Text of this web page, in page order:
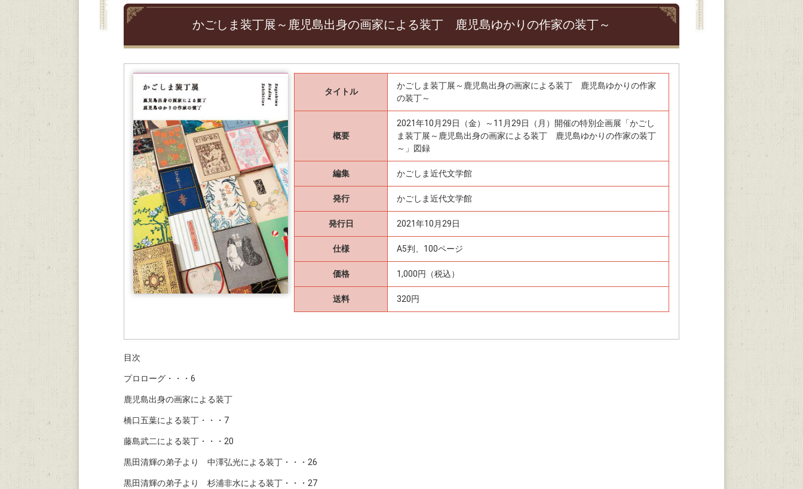
かごしま装丁展～鹿児島出身の画家による装丁 鹿児島ゆかりの作家の装丁～
タイトル
かごしま装丁展～鹿児島出身の画家による装丁 鹿児島ゆかりの作家
の装丁～
概要
2021年10月29日（金）～11月29日（月）開催の特別企画展「かごし
ま装丁展～鹿児島出身の画家による装丁 鹿児島ゆかりの作家の装丁
～」図録
編集 かごしま近代文学館
発行 かごしま近代文学館
発行日 2021年10月29日
仕様 A5判、100ページ
価格 1,000円（税込）
送料 320円
目次
プロローグ・・・6
鹿児島出身の画家による装丁
橋口五葉による装丁・・・7
藤島武二による装丁・・・20
黒田清輝の弟子より 中澤弘光による装丁・・・26
黒田清輝の弟子より 杉浦非水による装丁・・・27